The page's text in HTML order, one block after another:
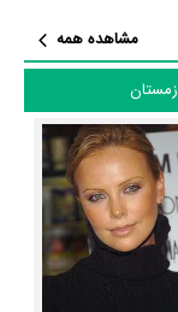
دارید؟ فیلم‌نامه
Evanنوشته
دیگر رسانه‌ها درباره
«این فیلم ، به
فیلم از این
می شوند تا بر
سارا ، تصمیم می
مشاهده همه